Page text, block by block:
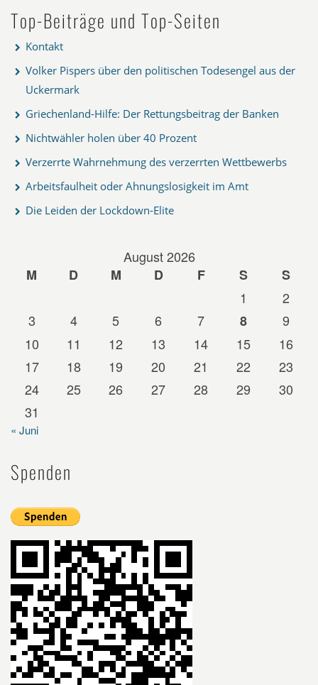
Top-Beiträge und Top-Seiten
Kontakt
Volker Pispers über den politischen Todesengel aus der
Uckermark
Griechenland-Hilfe: Der Rettungsbeitrag der Banken
Nichtwähler holen über 40 Prozent
Verzerrte Wahrnehmung des verzerrten Wettbewerbs
Arbeitsfaulheit oder Ahnungslosigkeit im Amt
Die Leiden der Lockdown-Elite
August 2026
M
D M D F S
S
1
2
3
4 5 6 7 8
9
10
11 12 13 14 15
16
17
18 19 20 21 22
23
24
25 26 27 28 29
30
31
« Juni
Spenden